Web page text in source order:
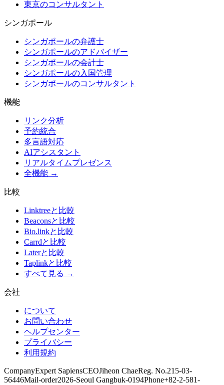
東京のコンサルタント
シンガポール
シンガポールの弁護士
シンガポールのアドバイザー
シンガポールの会計士
シンガポールの入国管理
シンガポールのコンサルタント
機能
リンク分析
予約統合
多言語対応
AIアシスタント
リアルタイムプレゼンス
全機能 →
比較
Linktreeと比較
Beaconsと比較
Bio.linkと比較
Carrdと比較
Laterと比較
Taplinkと比較
すべて見る →
会社
について
お問い合わせ
ヘルプセンター
プライバシー
利用規約
CompanyExpert SapiensCEOJiheon ChaeReg. No.215-03-
56446Mail-order2026-Seoul Gangbuk-0194Phone+82-2-581-